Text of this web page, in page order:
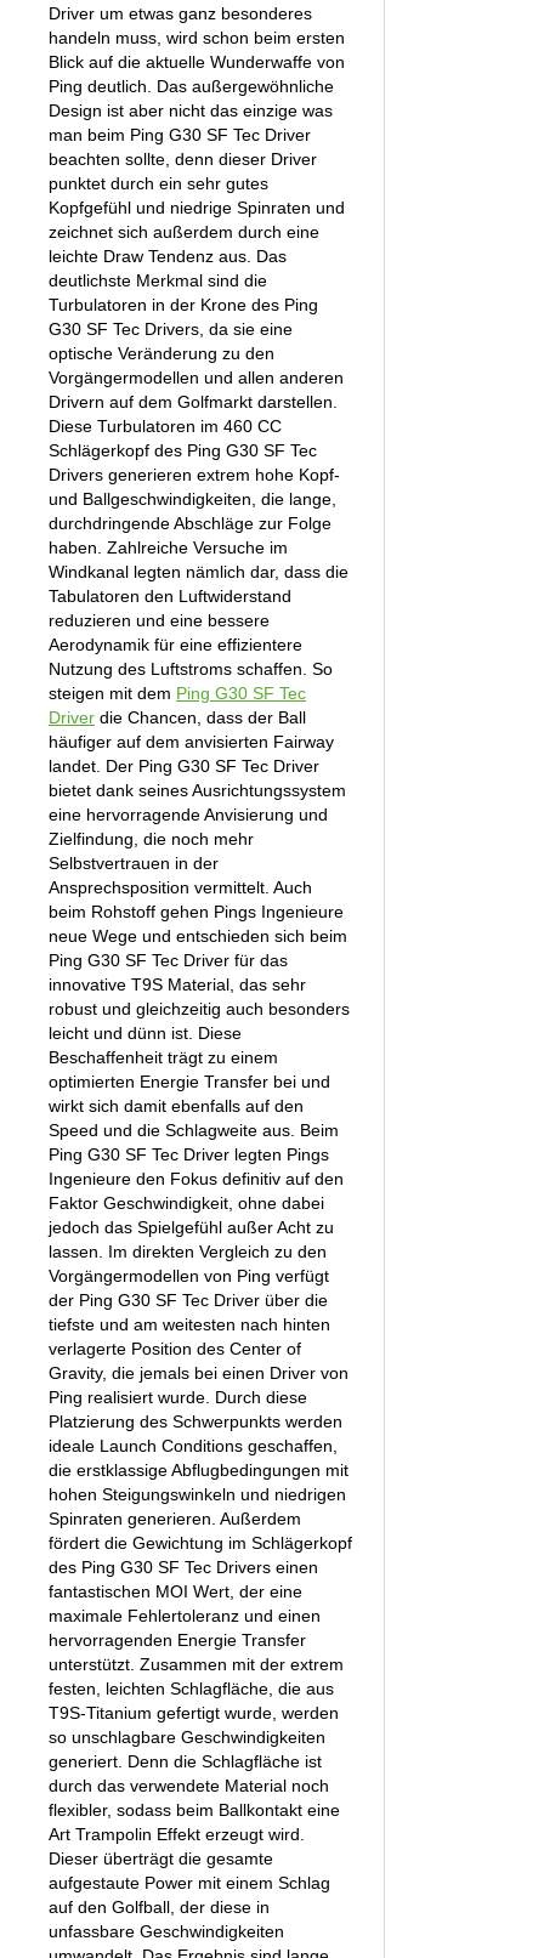
Driver um etwas ganz besonderes
handeln muss, wird schon beim ersten
Blick auf die aktuelle Wunderwaffe von
Ping deutlich. Das außergewöhnliche
Design ist aber nicht das einzige was
man beim Ping G30 SF Tec Driver
beachten sollte, denn dieser Driver
punktet durch ein sehr gutes
Kopfgefühl und niedrige Spinraten und
zeichnet sich außerdem durch eine
leichte Draw Tendenz aus. Das
deutlichste Merkmal sind die
Turbulatoren in der Krone des Ping
G30 SF Tec Drivers, da sie eine
optische Veränderung zu den
Vorgängermodellen und allen anderen
Drivern auf dem Golfmarkt darstellen.
Diese Turbulatoren im 460 CC
Schlägerkopf des Ping G30 SF Tec
Drivers generieren extrem hohe Kopf-
und Ballgeschwindigkeiten, die lange,
durchdringende Abschläge zur Folge
haben. Zahlreiche Versuche im
Windkanal legten nämlich dar, dass die
Tabulatoren den Luftwiderstand
reduzieren und eine bessere
Aerodynamik für eine effizientere
Nutzung des Luftstroms schaffen. So
steigen mit dem Ping G30 SF Tec
Driver die Chancen, dass der Ball
häufiger auf dem anvisierten Fairway
landet. Der Ping G30 SF Tec Driver
bietet dank seines Ausrichtungssystem
eine hervorragende Anvisierung und
Zielfindung, die noch mehr
Selbstvertrauen in der
Ansprechsposition vermittelt. Auch
beim Rohstoff gehen Pings Ingenieure
neue Wege und entschieden sich beim
Ping G30 SF Tec Driver für das
innovative T9S Material, das sehr
robust und gleichzeitig auch besonders
leicht und dünn ist. Diese
Beschaffenheit trägt zu einem
optimierten Energie Transfer bei und
wirkt sich damit ebenfalls auf den
Speed und die Schlagweite aus. Beim
Ping G30 SF Tec Driver legten Pings
Ingenieure den Fokus definitiv auf den
Faktor Geschwindigkeit, ohne dabei
jedoch das Spielgefühl außer Acht zu
lassen. Im direkten Vergleich zu den
Vorgängermodellen von Ping verfügt
der Ping G30 SF Tec Driver über die
tiefste und am weitesten nach hinten
verlagerte Position des Center of
Gravity, die jemals bei einen Driver von
Ping realisiert wurde. Durch diese
Platzierung des Schwerpunkts werden
ideale Launch Conditions geschaffen,
die erstklassige Abflugbedingungen mit
hohen Steigungswinkeln und niedrigen
Spinraten generieren. Außerdem
fördert die Gewichtung im Schlägerkopf
des Ping G30 SF Tec Drivers einen
fantastischen MOI Wert, der eine
maximale Fehlertoleranz und einen
hervorragenden Energie Transfer
unterstützt. Zusammen mit der extrem
festen, leichten Schlagfläche, die aus
T9S-Titanium gefertigt wurde, werden
so unschlagbare Geschwindigkeiten
generiert. Denn die Schlagfläche ist
durch das verwendete Material noch
flexibler, sodass beim Ballkontakt eine
Art Trampolin Effekt erzeugt wird.
Dieser überträgt die gesamte
aufgestaute Power mit einem Schlag
auf den Golfball, der diese in
unfassbare Geschwindigkeiten